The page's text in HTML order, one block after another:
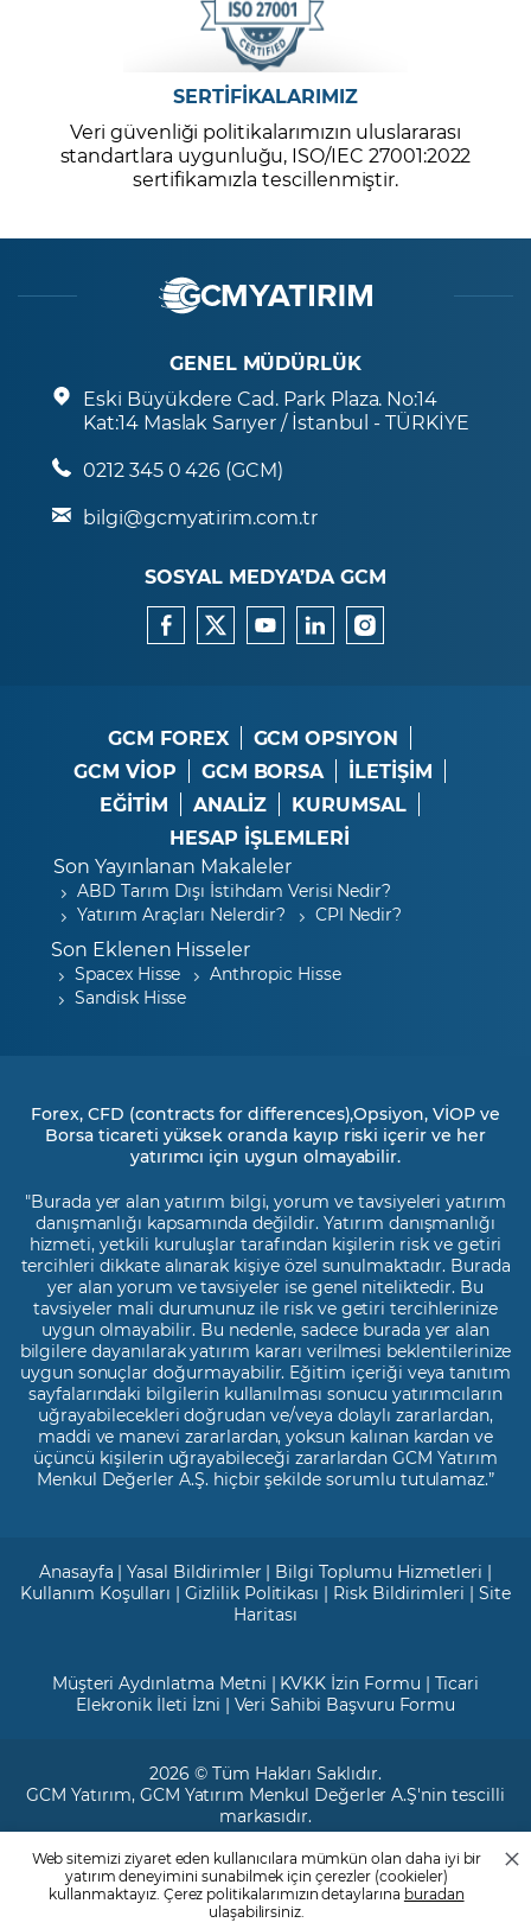
SERTİFİKALARIMIZ
Veri güvenliği politikalarımızın uluslararası
standartlara uygunluğu, ISO/IEC 27001:2022
sertifikamızla tescillenmiştir.
GENEL MÜDÜRLÜK
Eski Büyükdere Cad. Park Plaza. No:14
Kat:14 Maslak Sarıyer / İstanbul - TÜRKİYE
0212 345 0 426 (GCM)
bilgi@gcmyatirim.com.tr
SOSYAL MEDYA’DA GCM
GCM FOREX
GCM OPSIYON
GCM VİOP
GCM BORSA
İLETİŞİM
EĞİTİM
ANALİZ
KURUMSAL
HESAP İŞLEMLERİ
Son Yayınlanan Makaleler
ABD Tarım Dışı İstihdam Verisi Nedir?
Yatırım Araçları Nelerdir?
CPI Nedir?
Son Eklenen Hisseler
Spacex Hisse
Anthropic Hisse
Sandisk Hisse
Forex, CFD (contracts for differences),Opsiyon, VİOP ve
Borsa ticareti yüksek oranda kayıp riski içerir ve her
yatırımcı için uygun olmayabilir.
"Burada yer alan yatırım bilgi, yorum ve tavsiyeleri yatırım
danışmanlığı kapsamında değildir. Yatırım danışmanlığı
hizmeti, yetkili kuruluşlar tarafından kişilerin risk ve getiri
tercihleri dikkate alınarak kişiye özel sunulmaktadır. Burada
yer alan yorum ve tavsiyeler ise genel niteliktedir. Bu
tavsiyeler mali durumunuz ile risk ve getiri tercihlerinize
uygun olmayabilir. Bu nedenle, sadece burada yer alan
bilgilere dayanılarak yatırım kararı verilmesi beklentilerinize
uygun sonuçlar doğurmayabilir. Eğitim içeriği veya tanıtım
sayfalarındaki bilgilerin kullanılması sonucu yatırımcıların
uğrayabilecekleri doğrudan ve/veya dolaylı zararlardan,
maddi ve manevi zararlardan, yoksun kalınan kardan ve
üçüncü kişilerin uğrayabileceği zararlardan GCM Yatırım
Menkul Değerler A.Ş. hiçbir şekilde sorumlu tutulamaz.”
Anasayfa |Yasal Bildirimler | Bilgi Toplumu Hizmetleri |
Kullanım Koşulları |Gizlilik Politikası | Risk Bildirimleri |Site
Haritası
Müşteri Aydınlatma Metni | KVKK İzin Formu | Ticari
Elekronik İleti İzni | Veri Sahibi Başvuru Formu
2026 © Tüm Hakları Saklıdır.
GCM Yatırım, GCM Yatırım Menkul Değerler A.Ş'nin tescilli
markasıdır.
Ticari Sicil No: 799649
Maslak V.D. : 3890707820
Mersis No: 0389070782000015
Web sitemizi ziyaret eden kullanıcılara mümkün olan daha iyi bir
yatırım deneyimini sunabilmek için çerezler (cookieler)
kullanmaktayız. Çerez politikalarımızın detaylarına buradan
ulaşabilirsiniz.